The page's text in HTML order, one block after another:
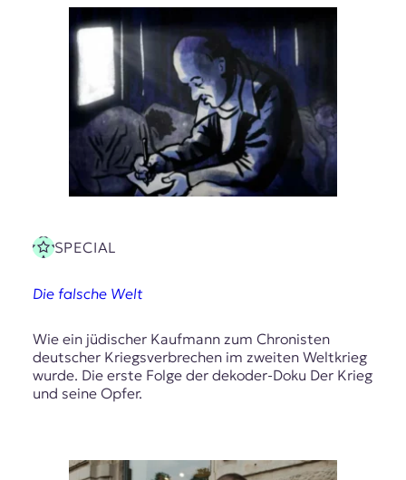
SPECIAL
Die falsche Welt
Wie ein jüdischer Kaufmann zum Chronisten
deutscher Kriegsverbrechen im zweiten Weltkrieg
wurde. Die erste Folge der dekoder-Doku Der Krieg
und seine Opfer.